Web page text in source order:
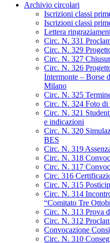
Archivio circolari
Iscrizioni classi
Iscrizioni classi
Lettera
Circ. N. 331
Circ. N. 329
Circ. N. 327
Circ. N. 326
Intermonte – Borse
Milano
Circ. N. 325
Circ. N. 324 Foto di
Circ. N. 321
e indicazioni
Circ. N. 320
BES
Circ. N. 319
Circ. N. 318
Circ. N. 317
Circ. 316
Circ. N. 315
Circ. N. 314
“Comitato Tre
Circ. N. 313 Prova
Circ. N. 312
Convocazione
Circ. N. 310